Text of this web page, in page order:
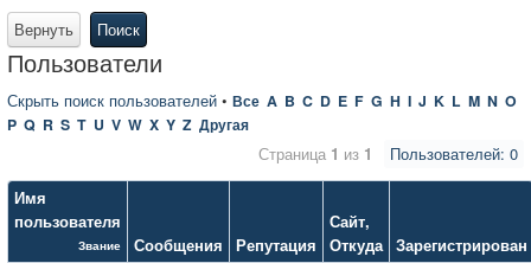
Вернуть Поиск
Пользователи
Скрыть поиск пользователей • Все A B C D E F G H I J K L M N O
P Q R S T U V W X Y Z Другая
Пользователей: 0
Страница 1 из 1
Имя
пользователя
Звание Сообщения Репутация
Сайт,
Откуда Зарегистрирован